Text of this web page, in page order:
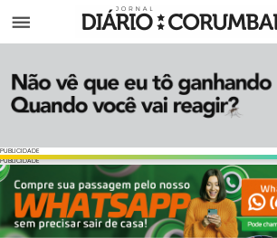
Menu
PUBLICIDADE
PUBLICIDADE